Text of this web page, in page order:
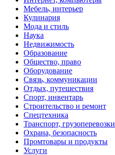
Мебель, интерьер
Кулинария
Мода и стиль
Наука
Недвижимость
Образование
Общество, право
Оборудование
Связь, коммуникации
Отдых, путешествия
Спорт, инвентарь
Строительство и ремонт
Спецтехника
Транспорт, грузоперевозки
Охрана, безопасность
Промтовары и продукты
Услуги